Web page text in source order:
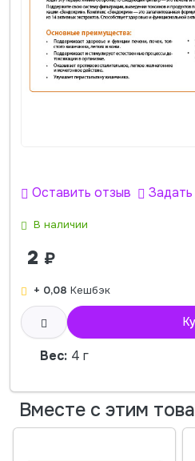
Оставить отзыв
В наличии
2 ₽
+ 0,08 Кешбэк
Вес: 4 г
Вместе с этим